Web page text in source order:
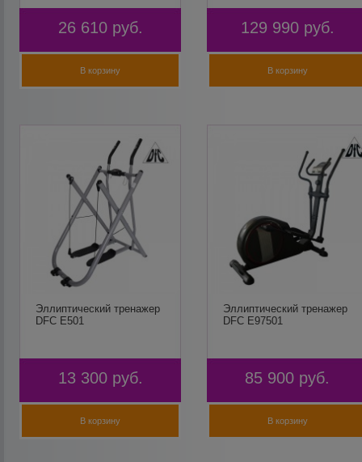
26 610 руб.
В корзину
129 990 руб.
В корзину
Эллиптический тренажер
DFC E501
13 300 руб.
В корзину
Эллиптический тренажер
DFC E97501
85 900 руб.
В корзину